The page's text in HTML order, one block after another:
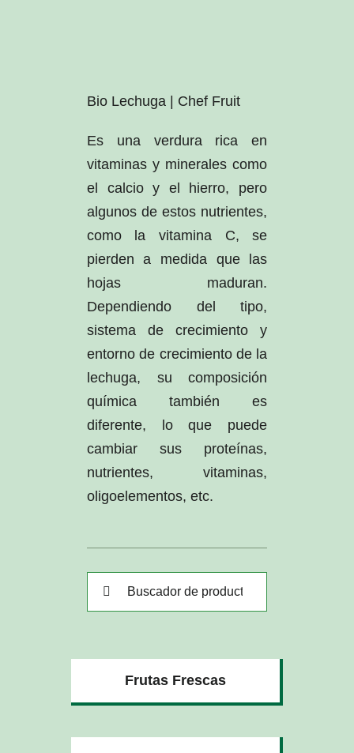
Bio Lechuga | Chef Fruit
Es una verdura rica en
vitaminas y minerales como
el calcio y el hierro, pero
algunos de estos nutrientes,
como la vitamina C, se
pierden a medida que las
hojas maduran.
Dependiendo del tipo,
sistema de crecimiento y
entorno de crecimiento de la
lechuga, su composición
química también es
diferente, lo que puede
cambiar sus proteínas,
nutrientes, vitaminas,
oligoelementos, etc.
Buscar:
Frutas Frescas